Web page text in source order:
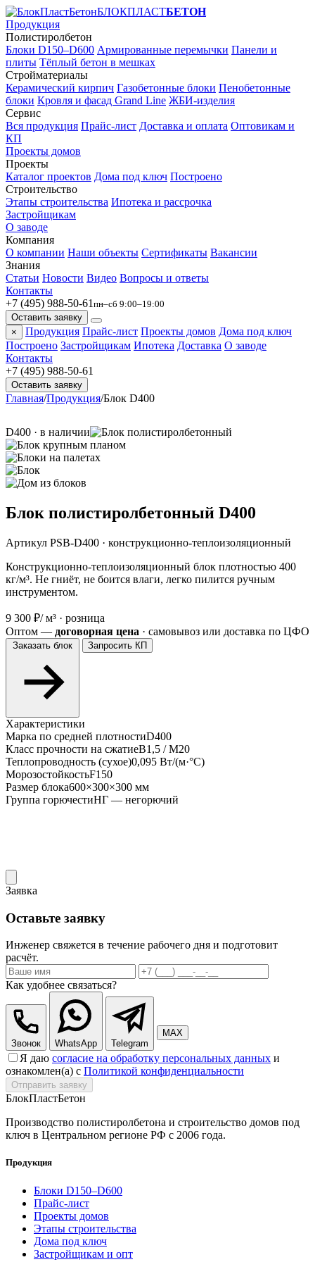
БЛОКПЛАСТБЕТОН
Продукция
Полистиролбетон
Блоки D150–D600 Армированные перемычки Панели и
плиты Тёплый бетон в мешках
Стройматериалы
Керамический кирпич Газобетонные блоки Пенобетонные
блоки Кровля и фасад Grand Line ЖБИ-изделия
Сервис
Вся продукция Прайс-лист Доставка и оплата Оптовикам и
КП
Проекты домов
Проекты
Каталог проектов Дома под ключ Построено
Строительство
Этапы строительства Ипотека и рассрочка
Застройщикам
О заводе
Компания
О компании Наши объекты Сертификаты Вакансии
Знания
Статьи Новости Видео Вопросы и ответы
Контакты
+7 (495) 988-50-61 пн–сб 9:00–19:00
Оставить заявку
×
Продукция Прайс-лист Проекты домов Дома под ключ
Построено Застройщикам Ипотека Доставка О заводе
Контакты
+7 (495) 988-50-61
Оставить заявку
Главная/Продукция/Блок D400
D400 · в наличии
Блок полистиролбетонный D400
Артикул PSB-D400 · конструкционно-теплоизоляционный
Конструкционно-теплоизоляционный блок плотностью 400
кг/м³. Не гниёт, не боится влаги, легко пилится ручным
инструментом.
9 300 ₽/ м³ · розница
Оптом — договорная цена · самовывоз или доставка по ЦФО
Запросить КП
Характеристики
Марка по средней плотностиD400
Класс прочности на сжатиеВ1,5 / М20
Теплопроводность (сухое)0,095 Вт/(м·°С)
МорозостойкостьF150
Размер блока600×300×300 мм
Группа горючестиНГ — негорючий
Заявка
Оставьте заявку
Инженер свяжется в течение рабочего дня и подготовит
расчёт.
Как удобнее связаться?
Звонок WhatsApp Telegram
MAX
Я даю согласие на обработку персональных данных и
ознакомлен(а) с Политикой конфиденциальности
Отправить заявку
БлокПластБетон
Производство полистиролбетона и строительство домов под
ключ в Центральном регионе РФ с 2006 года.
Продукция
Блоки D150–D600
Прайс-лист
Проекты домов
Этапы строительства
Дома под ключ
Застройщикам и опт